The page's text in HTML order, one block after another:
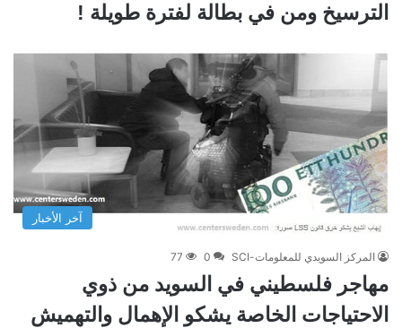
الترسيخ ومن في بطالة لفترة طويلة !
آخر الأخبار
المركز السويدي للمعلومات-SCI 0
77
مهاجر فلسطيني في السويد من ذوي
الاحتياجات الخاصة يشكو الإهمال والتهميش